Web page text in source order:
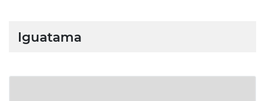
Iguatama